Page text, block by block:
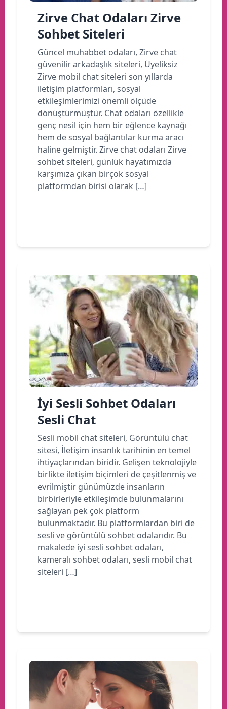
Zirve Chat Odaları Zirve
Sohbet Siteleri
Güncel muhabbet odaları, Zirve chat
güvenilir arkadaşlık siteleri, Üyeliksiz
Zirve mobil chat siteleri son yıllarda
iletişim platformları, sosyal
etkileşimlerimizi önemli ölçüde
dönüştürmüştür. Chat odaları özellikle
genç nesil için hem bir eğlence kaynağı
hem de sosyal bağlantılar kurma aracı
haline gelmiştir. Zirve chat odaları Zirve
sohbet siteleri, günlük hayatımızda
karşımıza çıkan birçok sosyal
platformdan birisi olarak […]
İyi Sesli Sohbet Odaları
Sesli Chat
Sesli mobil chat siteleri, Görüntülü chat
sitesi, İletişim insanlık tarihinin en temel
ihtiyaçlarından biridir. Gelişen teknolojiyle
birlikte iletişim biçimleri de çeşitlenmiş ve
evrilmiştir günümüzde insanların
birbirleriyle etkileşimde bulunmalarını
sağlayan pek çok platform
bulunmaktadır. Bu platformlardan biri de
sesli ve görüntülü sohbet odalarıdır. Bu
makalede iyi sesli sohbet odaları,
kameralı sohbet odaları, sesli mobil chat
siteleri […]